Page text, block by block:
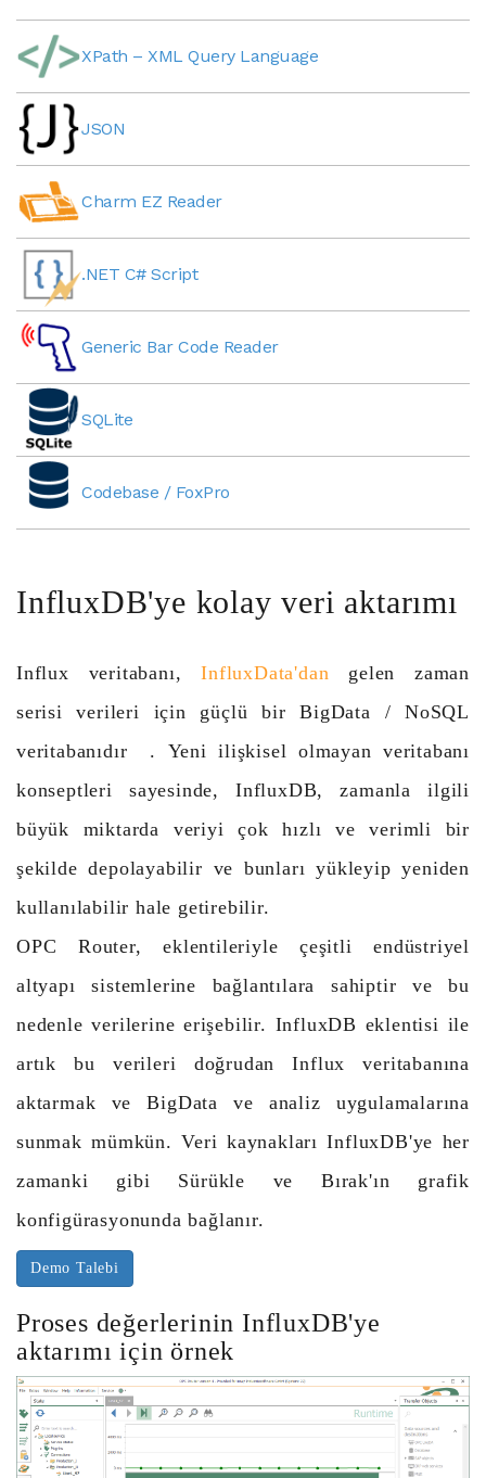
XPath – XML Query Language
JSON
Charm EZ Reader
.NET C# Script
Generic Bar Code Reader
SQLite
Codebase / FoxPro
InfluxDB'ye kolay veri aktarımı
Influx veritabanı,InfluxData'dan gelen zaman
serisi verileri için güçlü bir BigData / NoSQL
veritabanıdır . Yeni ilişkisel olmayan veritabanı
konseptleri sayesinde, InfluxDB, zamanla ilgili
büyük miktarda veriyi çok hızlı ve verimli bir
şekilde depolayabilir ve bunları yükleyip yeniden
kullanılabilir hale getirebilir.
OPC Router, eklentileriyle çeşitli endüstriyel
altyapı sistemlerine bağlantılara sahiptir ve bu
nedenle verilerine erişebilir. InfluxDB eklentisi ile
artık bu verileri doğrudan Influx veritabanına
aktarmak ve BigData ve analiz uygulamalarına
sunmak mümkün. Veri kaynakları InfluxDB'ye her
zamanki gibi Sürükle ve Bırak'ın grafik
konfigürasyonunda bağlanır.
Demo Talebi
Proses değerlerinin InfluxDB'ye
aktarımı için örnek